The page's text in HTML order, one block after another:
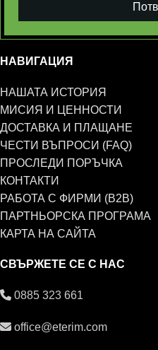
НАВИГАЦИЯ
НАШАТА ИСТОРИЯ
МИСИЯ И ЦЕННОСТИ
ДОСТАВКА И ПЛАЩАНЕ
ЧЕСТИ ВЪПРОСИ (FAQ)
ПРОСЛЕДИ ПОРЪЧКА
КОНТАКТИ
РАБОТА С ФИРМИ (B2B)
ПАРТНЬОРСКА ПРОГРАМА
КАРТА НА САЙТА
СВЪРЖЕТЕ СЕ С НАС
0885 323 661
office@eterim.com